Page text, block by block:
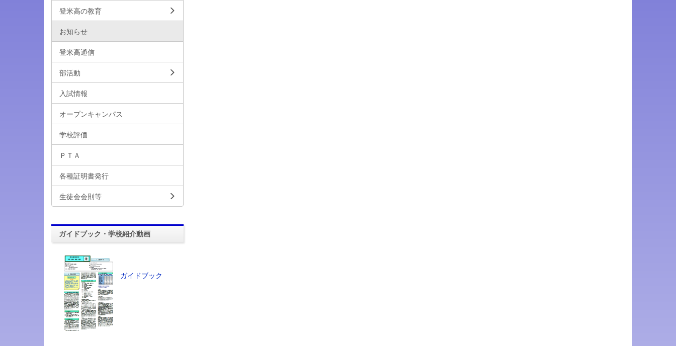
登米高の教育
お知らせ
登米高通信
部活動
入試情報
オープンキャンパス
学校評価
ＰＴＡ
各種証明書発行
生徒会会則等
ガイドブック・学校紹介動画
ガイドブック